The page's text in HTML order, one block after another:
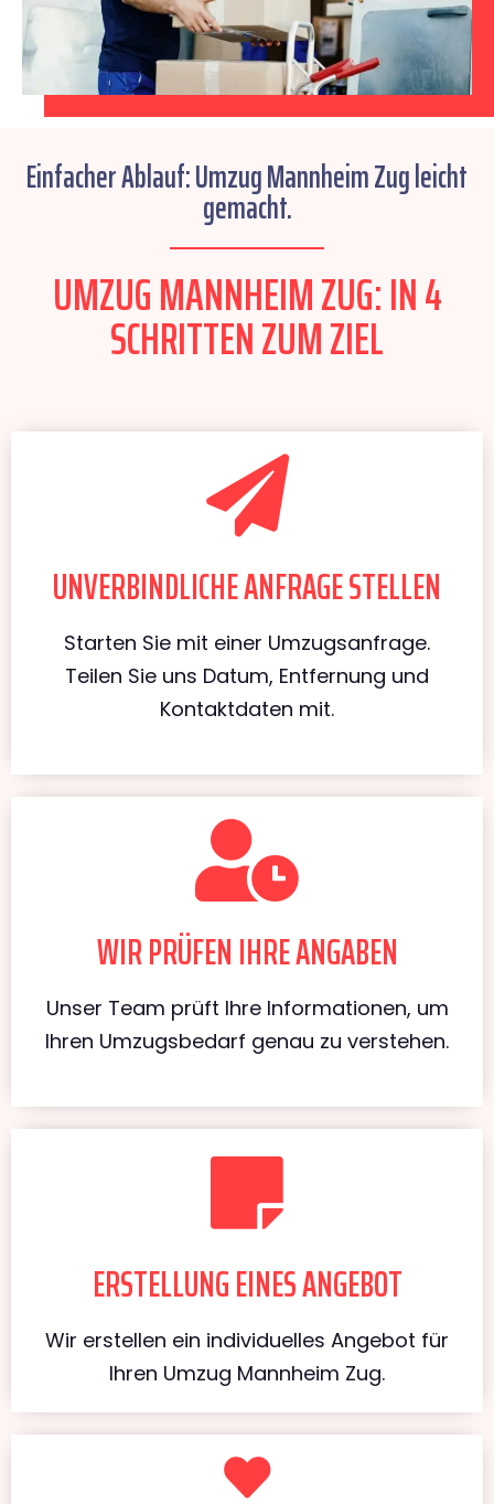
Einfacher Ablauf: Umzug Mannheim Zug leicht
gemacht.
UMZUG MANNHEIM ZUG: IN 4
SCHRITTEN ZUM ZIEL
UNVERBINDLICHE ANFRAGE STELLEN
Starten Sie mit einer Umzugsanfrage.
Teilen Sie uns Datum, Entfernung und
Kontaktdaten mit.
WIR PRÜFEN IHRE ANGABEN
Unser Team prüft Ihre Informationen, um
Ihren Umzugsbedarf genau zu verstehen.
ERSTELLUNG EINES ANGEBOT
Wir erstellen ein individuelles Angebot für
Ihren Umzug Mannheim Zug.